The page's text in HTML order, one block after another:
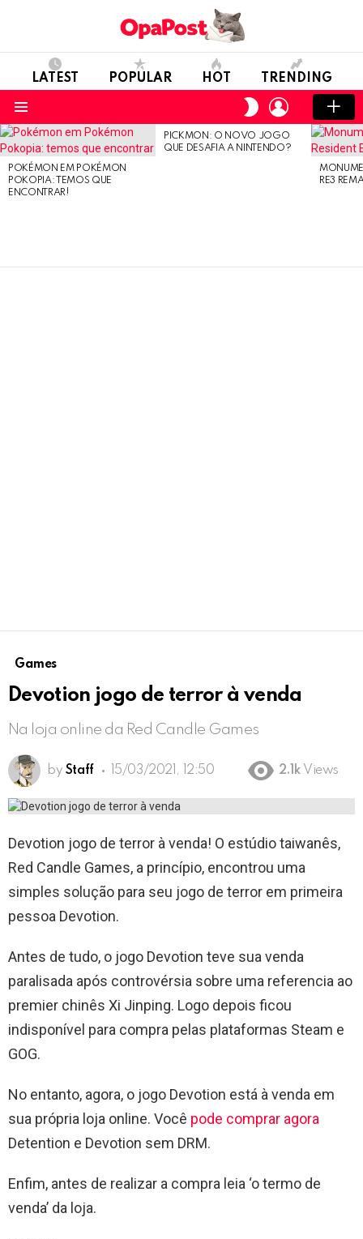
LATEST POPULAR HOT TRENDING
SWITCH
SKIN
LOGIN
LATEST
STORIES
POKÉMON EM POKÉMON
POKOPIA: TEMOS QUE
ENCONTRAR!
PICKMON: O NOVO JOGO
QUE DESAFIA A NINTENDO?
RE3
Games
Devotion jogo de terror à venda
Na loja online da Red Candle Games
by Staff 15/03/2021, 12:50 2.1k Views
Devotion jogo de terror à venda! O estúdio taiwanês,
Red Candle Games, a princípio, encontrou uma
simples solução para seu jogo de terror em primeira
pessoa Devotion.
Antes de tudo, o jogo Devotion teve sua venda
paralisada após controvérsia sobre uma referencia ao
premier chinês Xi Jinping. Logo depois ficou
indisponível para compra pelas plataformas Steam e
GOG.
No entanto, agora, o jogo Devotion está à venda em
sua própria loja online. Você pode comprar agora
Detention e Devotion sem DRM.
Enfim, antes de realizar a compra leia ‘o termo de
venda’ da loja.